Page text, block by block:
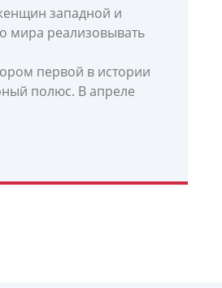
западной и
мира реализовывать
первой в истории
полюс. В апреле